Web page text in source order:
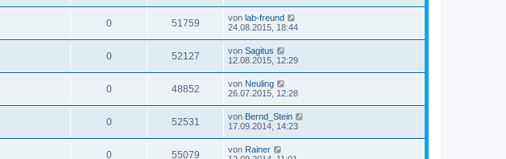
0 51759 von lab-freund
24.08.2015, 18:44
0 52127 von Sagitus
12.08.2015, 12:29
0 48852 von Neuling
26.07.2015, 12:28
0 52531 von Bernd_Stein
17.09.2014, 14:23
0 55079 von Rainer